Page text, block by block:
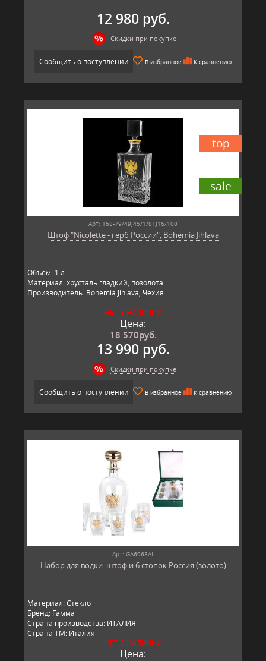
12 980 руб.
Скидки при покупке
Сообщить о поступлении В избранное К сравнению
sale
top
Арт: 168-79/49J45/1/81J16/100
Штоф "Nicolette - герб России", Bohemia Jihlava
Объём: 1 л.
Материал: хрусталь гладкий, позолота.
Производитель: Bohemia Jihlava, Чехия.
НЕТ В НАЛИЧИИ
Цена:
18 570руб.
13 990 руб.
Скидки при покупке
Сообщить о поступлении В избранное К сравнению
Арт: GA6963AL
Набор для водки: штоф и 6 стопок Россия (золото)
Материал: Стекло
Бренд: Гамма
Страна производства: ИТАЛИЯ
Страна ТМ: Италия
НЕТ В НАЛИЧИИ
Цена: